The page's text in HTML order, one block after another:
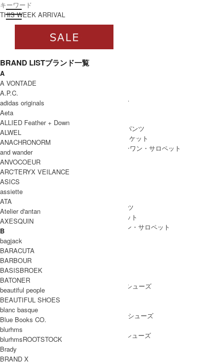
toggle navigation
ログイン
すべて
WOMEN
WOMEN ALL ITEM
/ ワンピース
SKIRT
BOTTOMS
/ ボトムス・パンツ
/ アウター・ジャケット
/ オールインワン・サロペット
MEN
MEN ALL ITEM
/ ボトムス・パンツ
/ アウター・ジャケット
/ オールインワン・サロペット
SHOES
SHOES ALL ITEM
/ ドレスシューズ
BOOTS
PUMPS
/ バレエシューズ
OTHER SHOES
/ その他シューズ
THIS WEEK ARRIVAL
BRAND LISTブランド一覧
A
A VONTADE
A.P.C.
adidas originals
Aeta
ALLIED Feather + Down
ALWEL
ANACHRONORM
and wander
ANVOCOEUR
ARC'TERYX VEILANCE
ASICS
assiette
ATA
Atelier d'antan
AXESQUIN
B
bagjack
BARACUTA
BARBOUR
BASISBROEK
BATONER
beautiful people
BEAUTIFUL SHOES
blanc basque
Blue Books CO.
blurhms
blurhmsROOTSTOCK
Brady
BRAND X